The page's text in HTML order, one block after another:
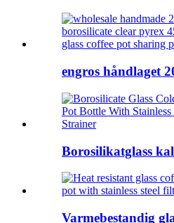
engros håndlaget
Borosilikatglass
Varmebestandig